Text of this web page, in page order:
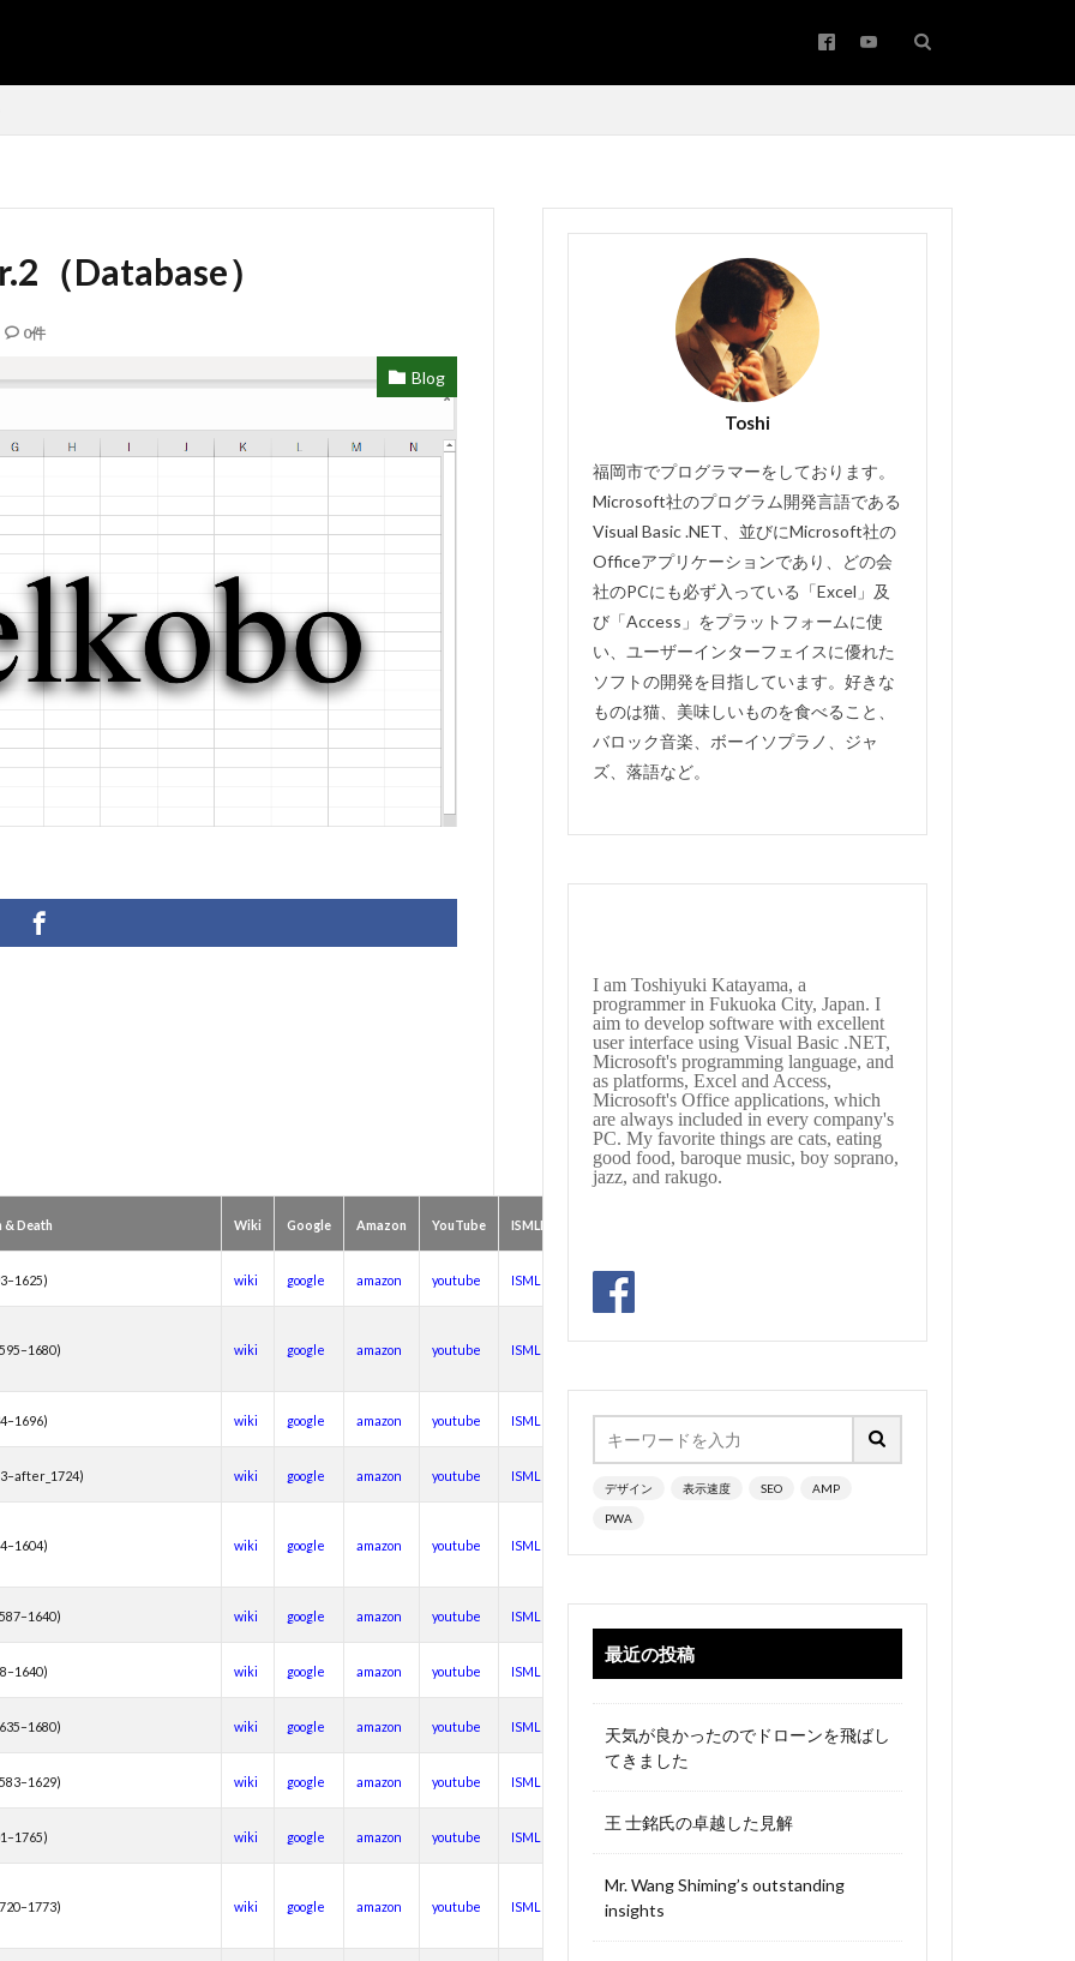
（Database）
0件
Blog
& Death Wiki Google Amazon YouTube ISMLP
wiki google amazon youtube ISMLP
wiki google amazon youtube ISMLP
wiki google amazon youtube ISMLP
wiki google amazon youtube ISMLP
wiki google amazon youtube ISMLP
wiki google amazon youtube ISMLP
wiki google amazon youtube ISMLP
wiki google amazon youtube ISMLP
wiki google amazon youtube ISMLP
wiki google amazon youtube ISMLP
wiki google amazon youtube ISMLP
Toshi
福岡市でプログラマーをしております。
Microsoft社のプログラム開発言語である
Visual Basic .NET、並びにMicrosoft社の
Officeアプリケーションであり、どの会
社のPCにも必ず入っている「Excel」及
び「Access」をプラットフォームに使
い、ユーザーインターフェイスに優れた
ソフトの開発を目指しています。好きな
ものは猫、美味しいものを食べること、
バロック音楽、ボーイソプラノ、ジャ
ズ、落語など。
I am Toshiyuki Katayama, a
programmer in Fukuoka City, Japan. I
aim to develop software with excellent
user interface using Visual Basic .NET,
Microsoft's programming language, and
as platforms, Excel and Access,
Microsoft's Office applications, which
are always included in every company's
PC. My favorite things are cats, eating
good food, baroque music, boy soprano,
jazz, and rakugo.
デザイン 表示速度 SEO AMP
PWA
最近の投稿
天気が良かったのでドローンを飛ばし
てきました
王 士銘氏の卓越した見解
Mr. Wang Shiming’s outstanding
insights
シフト管理 お気に入り アクセスVBA
セキュリティ
データベース設定 バッハ全集 バロック ファイル
ラクター
ホテル旅館宿泊業 マクロ設定 メルマガ配信ツール
レポート CD・DVD #yo-yo-ma #zelenka
#バッハ作品番号
Bachwerke
VBA Claude Complete Bach Works Excel
IT講師
thunderbird
ウト #weiss 経理システム
有給休暇管理
決算書作成 源泉所得税 無料 現金出納帳
総勘定元帳 振替伝票 試算表 財務会計
賃貸物件管理システム
非表示
顧客管理ソフト 日記ソフト 抽出 不動産賃貸管理ソフト
住所検索
仕入帳 仕訳ルール 会員名簿 会計ソフト
#Genaux
#bach
#bassocontinuo
#cadenza
#charpentier #ChayGPT #chedeville #chopin
#vivaldi #sopranista #quantz #quartet
#rameau
#requiem #salieri #sarabande #schutz
#sequenz
#thomasmann
#vitali #purcell #porpora #lambert #motet
#magnificat
#mass #片山俊幸
#meantone #merula #mozart #piccinni #munrow
#Nanjing
#nockturne #oboe #opera #oratorio #passion
顧客管理名簿
検索